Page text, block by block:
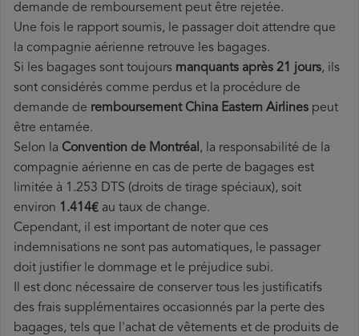
demande de remboursement peut être rejetée.
Une fois le rapport soumis, le passager doit attendre que
la compagnie aérienne retrouve les bagages.
Si les bagages sont toujours manquants après 21 jours, ils
sont considérés comme perdus et la procédure de
demande de remboursement China Eastern Airlines peut
être entamée.
Selon la Convention de Montréal, la responsabilité de la
compagnie aérienne en cas de perte de bagages est
limitée à 1.253 DTS (droits de tirage spéciaux), soit
environ 1.414€ au taux de change.
Cependant, il est important de noter que ces
indemnisations ne sont pas automatiques, le passager
doit justifier le dommage et le préjudice subi.
Il est donc nécessaire de conserver tous les justificatifs
des frais supplémentaires occasionnés par la perte des
bagages, tels que l'achat de vêtements et de produits de